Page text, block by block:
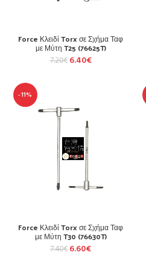
Force Κλειδί Torx σε Σχήμα Ταφ
με Μύτη T25 (76625T)
7.20€ 6.40€
-11%
Force Κλειδί Torx σε Σχήμα Ταφ
με Μύτη T30 (76630T)
7.40€ 6.60€